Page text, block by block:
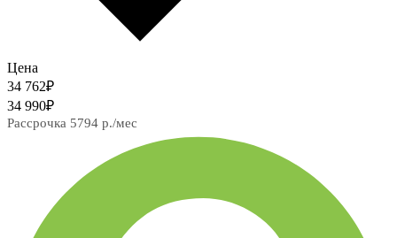
Цена
34 762₽
34 990₽
Рассрочка 5794 р./мес